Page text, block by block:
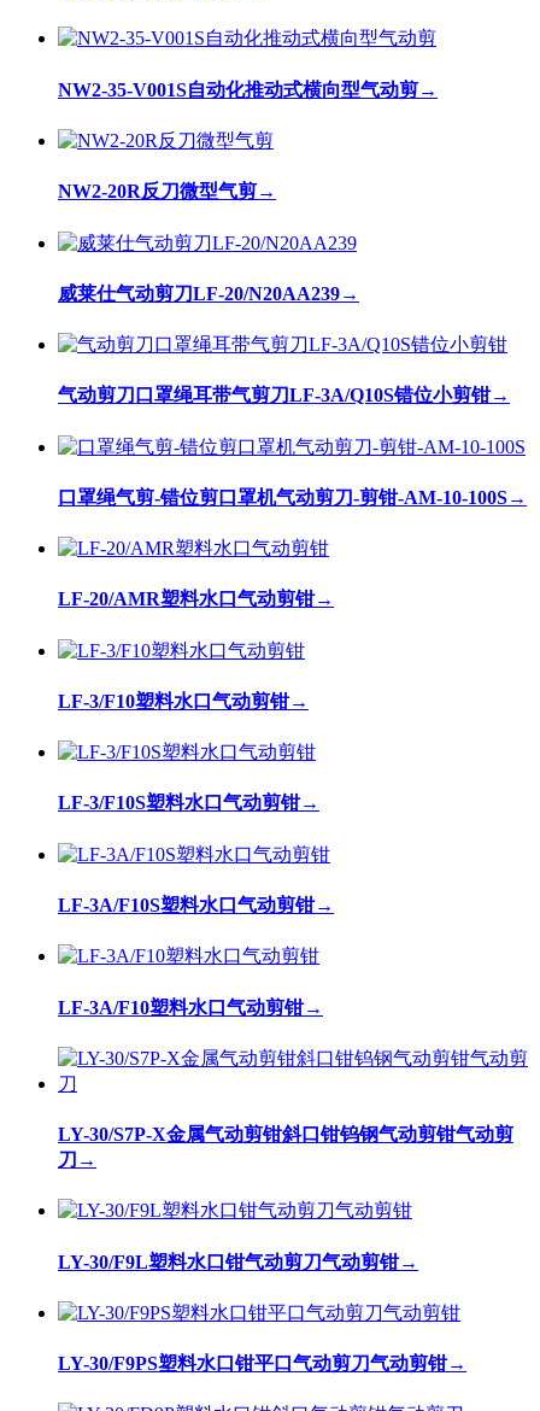
NW2-35-V001S自动化推动式横向型气动剪→
NW2-20R反刀微型气剪→
威莱仕气动剪刀LF-20/N20AA239→
气动剪刀口罩绳耳带气剪刀LF-3A/Q10S错位小剪钳→
口罩绳气剪-错位剪口罩机气动剪刀-剪钳-AM-10-100S→
LF-20/AMR塑料水口气动剪钳→
LF-3/F10塑料水口气动剪钳→
LF-3/F10S塑料水口气动剪钳→
LF-3A/F10S塑料水口气动剪钳→
LF-3A/F10塑料水口气动剪钳→
LY-30/S7P-X金属气动剪钳斜口钳钨钢气动剪钳气动剪
刀 →
LY-30/F9L塑料水口钳气动剪刀气动剪钳→
LY-30/F9PS塑料水口钳平口气动剪刀气动剪钳→